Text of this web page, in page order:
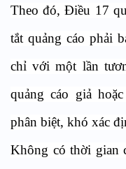
Theo đó, Điều 17
tắt quảng cáo phải
chỉ với một lần
quảng cáo giả
phân biệt, khó xác
Không có thời gian